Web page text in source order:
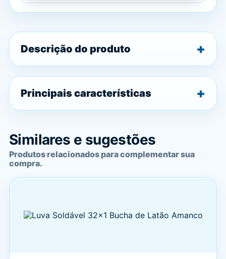
Descrição do produto
Principais características
Similares e sugestões
Produtos relacionados para complementar sua
compra.